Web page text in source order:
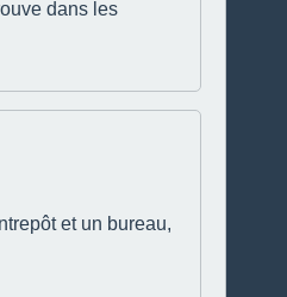
dans les
et un bureau,